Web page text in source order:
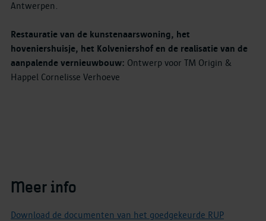
Antwerpen.
Restauratie van de kunstenaarswoning, het
hoveniershuisje, het Kolveniershof en de realisatie van de
aanpalende vernieuwbouw: Ontwerp voor TM Origin &
Happel Cornelisse Verhoeve
Meer info
Download de documenten van het goedgekeurde RUP